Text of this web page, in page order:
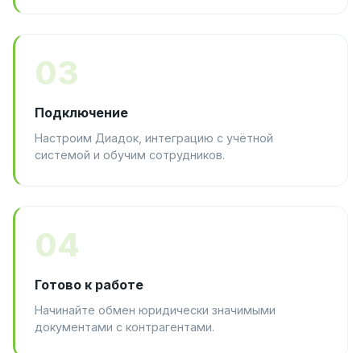
03
Подключение
Настроим Диадок, интеграцию с учётной
системой и обучим сотрудников.
04
Готово к работе
Начинайте обмен юридически значимыми
документами с контрагентами.